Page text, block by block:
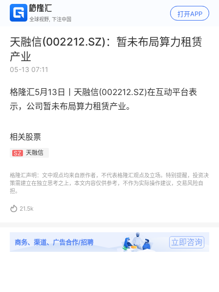
全球视野, 下注中国
打开APP
天融信(002212.SZ)：暂未布局算力租赁
产业
05-13 07:11
格隆汇5月13日丨 天融信(002212.SZ)在互动平台表
示， 公司暂未布局算力租赁产业。
相关股票
SZ 天融信
格隆汇声明：文中观点均来自原作者，不代表格隆汇观点及立场。特别提醒，投资决
策需建立在独立思考之上，本文内容仅供参考，不作为实际操作建议，交易风险自
担。
 21.5k
商务、渠道、广告合作/招聘 立即咨询